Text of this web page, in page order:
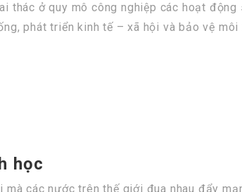
thác ở quy mô công nghiệp các hoạt
phát triển kinh tế – xã hội và bảo vệ môi
học
các nước trên thế giới đua nhau đẩy